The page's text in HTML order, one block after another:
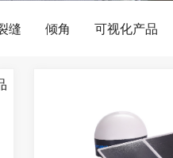
缝 倾角 可视化产品